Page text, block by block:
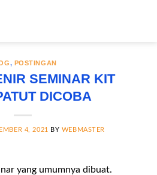
, POSTINGAN
SEMINAR KIT
DICOBA
4, 2021 BY WEBMASTER
yang umumnya dibuat.